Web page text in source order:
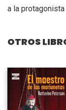
a la
OTROS